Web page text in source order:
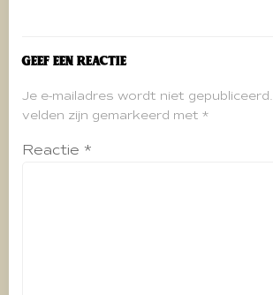
Geef een reactie
Je e-mailadres wordt niet gepubliceerd.
velden zijn gemarkeerd met *
Reactie *